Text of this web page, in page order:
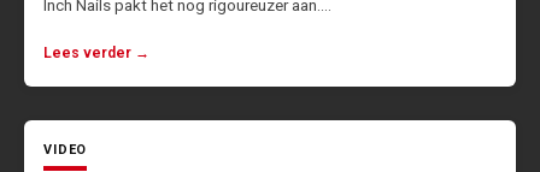
Inch Nails pakt het nog rigoureuzer aan.…
Lees verder →
VIDEO